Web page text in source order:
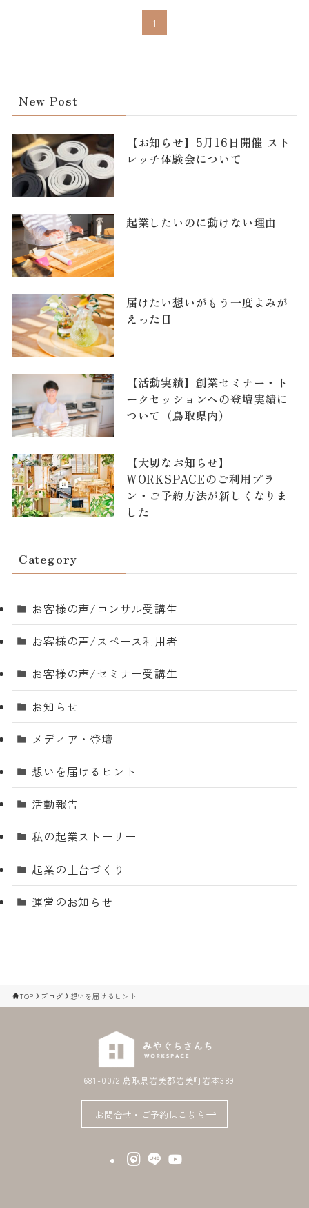
1
New Post
【お知らせ】5月16日開催 スト
レッチ体験会について
起業したいのに動けない理由
届けたい想いがもう一度よみが
えった日
【活動実績】創業セミナー・ト
ークセッションへの登壇実績に
ついて（鳥取県内）
【大切なお知らせ】
WORKSPACEのご利用プラ
ン・ご予約方法が新しくなりま
した
Category
お客様の声/コンサル受講生
お客様の声/スペース利用者
お客様の声/セミナー受講生
お知らせ
メディア・登壇
想いを届けるヒント
活動報告
私の起業ストーリー
起業の土台づくり
運営のお知らせ
TOP ブログ 想いを届けるヒント
〒681-0072 鳥取県岩美郡岩美町岩本389
お問合せ・ご予約はこちら